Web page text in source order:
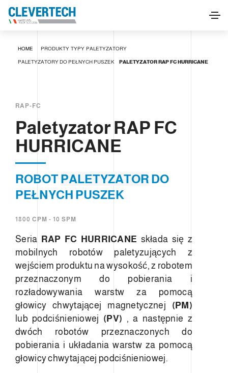
HOME PRODUKTY TYPY PALETYZATORY
PALETYZATORY DO PEŁNYCH PUSZEK PALETYZATOR RAP FC HURRICANE
RAP-FC
Paletyzator RAP FC
HURRICANE
ROBOTPALETYZATOR DO
PEŁNYCH PUSZEK
1800 CPM - 10 SPM
Seria RAP FC HURRICANE składa się z
mobilnych robotów paletyzujących z
wejściem produktu na wysokość, z robotem
przeznaczonym do pobierania i
rozładowywania warstw za pomocą
głowicy chwytającej magnetycznej (PM)
lub podciśnieniowej (PV) , a następnie z
dwóch robotów przeznaczonych do
pobierania i układania warstw za pomocą
głowicy chwytającej podciśnieniowej.
POPROŚ O INFORMACJE